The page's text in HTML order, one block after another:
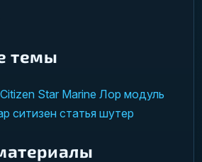
темы
Star Marine Лор модуль
ситизен статья шутер